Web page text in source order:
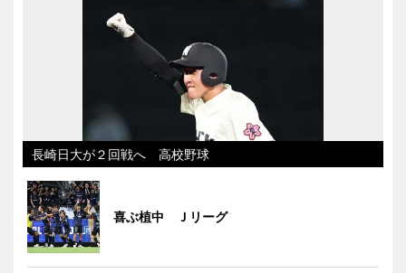
長崎日大が２回戦へ 高校野球
喜ぶ植中 Ｊリーグ